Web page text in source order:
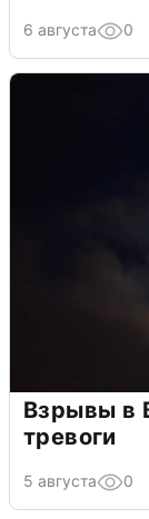
6 августа 0
Взрывы в
тревоги
5 августа 0